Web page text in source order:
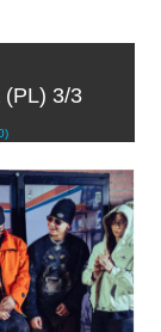
(PL) 3/3